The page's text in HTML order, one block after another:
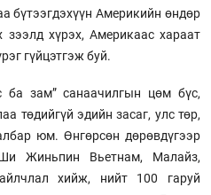
бүтээгдэхүүн Америкийн өндөр
хүрэх, Америкаас хараат
гүйцэтгэж буй.
зам” санаачилгын цөм бүс,
төдийгүй эдийн засаг, улс төр,
юм. Өнгөрсөн дөрөвдүгээр
Жиньпин Вьетнам, Малайз,
хийж, нийт 100 гаруй